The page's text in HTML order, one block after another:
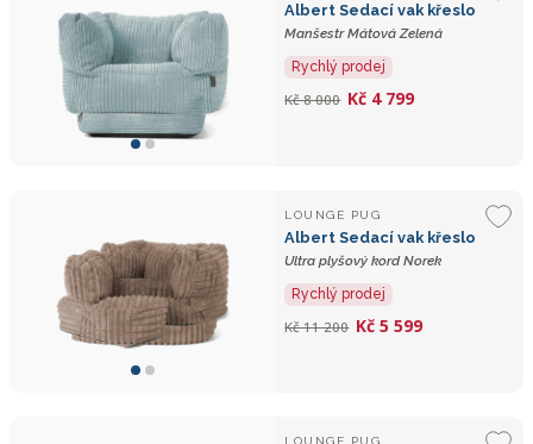
Albert Sedací vak křeslo
Manšestr Mátová Zelená
Rychlý prodej
Kč 8 000 Kč 4 799
LOUNGE PUG
Albert Sedací vak křeslo
Ultra plyšový kord Norek
Rychlý prodej
Kč 11 200 Kč 5 599
LOUNGE PUG